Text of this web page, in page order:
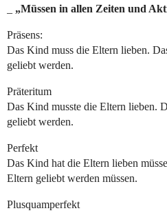
„Müssen in allen Zeiten und
Präsens:
Das Kind muss die Eltern lieben.
geliebt werden.
Präteritum
Das Kind musste die Eltern lieben.
geliebt werden.
Perfekt
Das Kind hat die Eltern lieben
Eltern geliebt werden müssen.
Plusquamperfekt